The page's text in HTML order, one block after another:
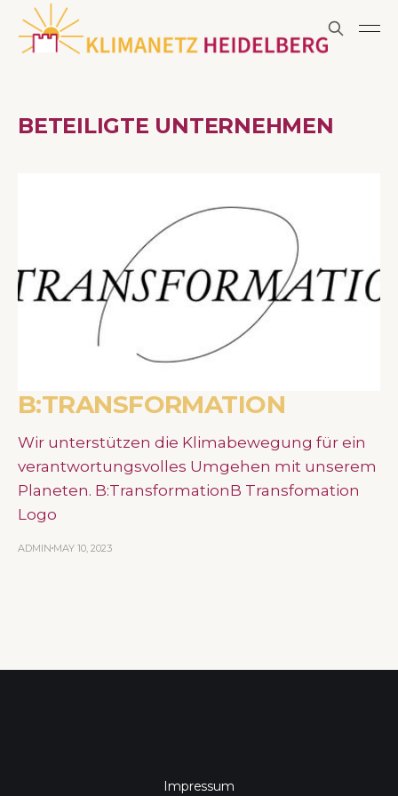
BETEILIGTE UNTERNEHMEN
B:TRANSFORMATION
Wir unterstützen die Klimabewegung für ein
verantwortungsvolles Umgehen mit unserem
Planeten. B:TransformationB Transfomation
Logo
ADMIN MAY 10, 2023
Impressum